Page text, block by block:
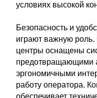
условиях высокой
Безопасность и
играют важную
центры оснащены
предотвращающими
эргономичными
работу оператора.
обеспечивает